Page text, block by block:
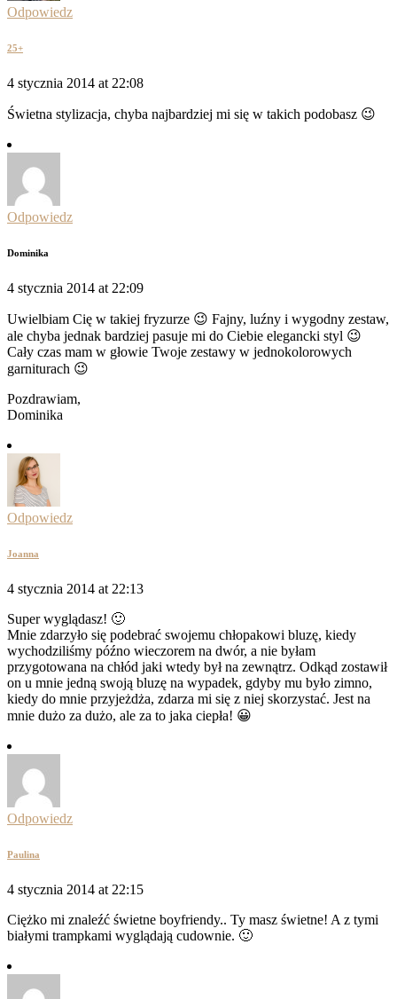
Odpowiedz
25+
4 stycznia 2014 at 22:08
Świetna stylizacja, chyba najbardziej mi się w takich podobasz 😉
Odpowiedz
Dominika
4 stycznia 2014 at 22:09
Uwielbiam Cię w takiej fryzurze 😉 Fajny, luźny i wygodny zestaw,
ale chyba jednak bardziej pasuje mi do Ciebie elegancki styl 😉
Cały czas mam w głowie Twoje zestawy w jednokolorowych
garniturach 😉
Pozdrawiam,
Dominika
Odpowiedz
Joanna
4 stycznia 2014 at 22:13
Super wyglądasz! 🙂
Mnie zdarzyło się podebrać swojemu chłopakowi bluzę, kiedy
wychodziliśmy późno wieczorem na dwór, a nie byłam
przygotowana na chłód jaki wtedy był na zewnątrz. Odkąd zostawił
on u mnie jedną swoją bluzę na wypadek, gdyby mu było zimno,
kiedy do mnie przyjeżdża, zdarza mi się z niej skorzystać. Jest na
mnie dużo za dużo, ale za to jaka ciepła! 😀
Odpowiedz
Paulina
4 stycznia 2014 at 22:15
Ciężko mi znaleźć świetne boyfriendy.. Ty masz świetne! A z tymi
białymi trampkami wyglądają cudownie. 🙂